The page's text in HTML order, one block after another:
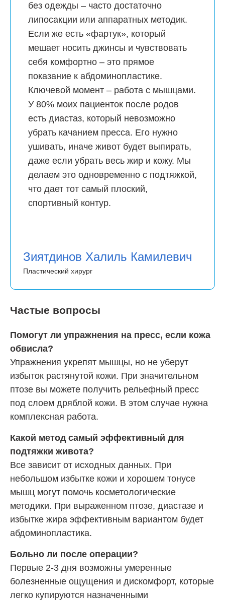
без одежды – часто достаточно
липосакции или аппаратных методик.
Если же есть «фартук», который
мешает носить джинсы и чувствовать
себя комфортно – это прямое
показание к абдоминопластике.
Ключевой момент – работа с мышцами.
У 80% моих пациенток после родов
есть диастаз, который невозможно
убрать качанием пресса. Его нужно
ушивать, иначе живот будет выпирать,
даже если убрать весь жир и кожу. Мы
делаем это одновременно с подтяжкой,
что дает тот самый плоский,
спортивный контур.
Зиятдинов Халиль Камилевич
Пластический хирург
Частые вопросы
Помогут ли упражнения на пресс, если кожа
обвисла?
Упражнения укрепят мышцы, но не уберут
избыток растянутой кожи. При значительном
птозе вы можете получить рельефный пресс
под слоем дряблой кожи. В этом случае нужна
комплексная работа.
Какой метод самый эффективный для
подтяжки живота?
Все зависит от исходных данных. При
небольшом избытке кожи и хорошем тонусе
мышц могут помочь косметологические
методики. При выраженном птозе, диастазе и
избытке жира эффективным вариантом будет
абдоминопластика.
Больно ли после операции?
Первые 2-3 дня возможны умеренные
болезненные ощущения и дискомфорт, которые
легко купируются назначенными